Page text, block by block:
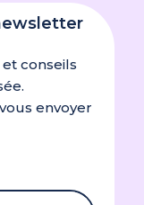
conseils
envoyer